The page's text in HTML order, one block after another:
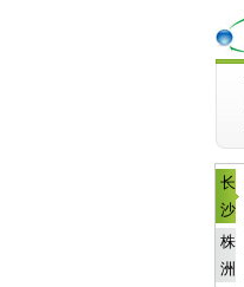
长
沙
株
洲